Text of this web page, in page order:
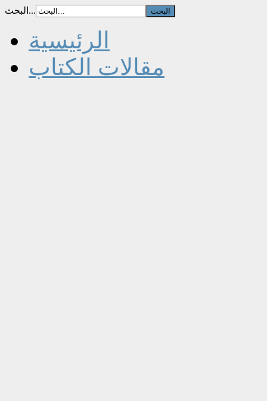
البحث...
الرئيسية
مقالات الكتاب